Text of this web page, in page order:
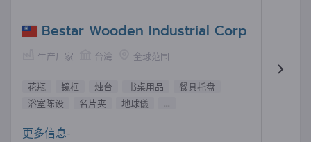
Bestar Wooden Industrial Corp
生产厂家 台湾 全球范围
花瓶 镜框 烛台 书桌用品
餐具托盘
浴室陈设
名片夹 地球儀 ...
更多信息-